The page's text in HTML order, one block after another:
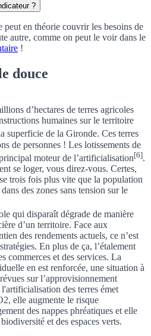
?
en théorie couvrir les besoins de
autre, comme on peut le voir dans le
!
douce
d’hectares de terres agricoles
humaines sur le territoire
superficie de la Gironde. Ces terres
de personnes ! Les lotissements de
moteur de l’artificialisation[6].
se loger, vous direz-vous. Certes,
trois fois plus vite que la population
des zones sans tension sur le
qui disparaît dégrade de manière
d’un territoire. Face aux
des rendements actuels, ce n’est
En plus de ça, l’étalement
commerces et des services. La
en est renforcée, une situation à
sur l’approvisionnement
des terres émet
elle augmente le risque
des nappes phréatiques et elle
et des espaces verts.